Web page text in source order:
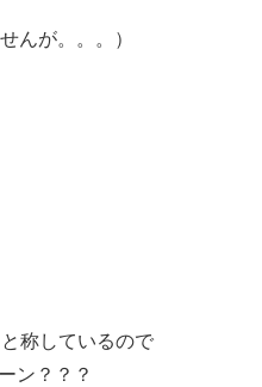
んが。。。）
称しているので
ン？？？